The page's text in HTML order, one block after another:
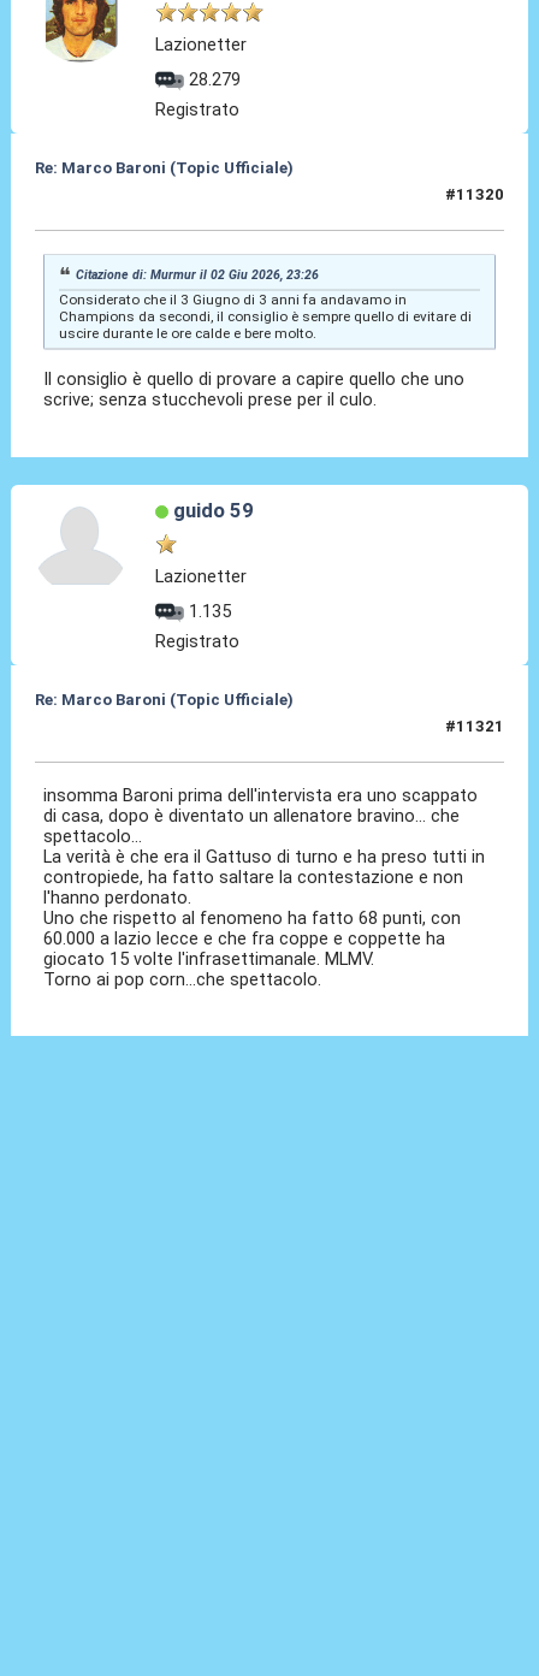
Lazionetter
28.279
Registrato
Re: Marco Baroni (Topic Ufficiale)
#11320
Citazione di: Murmur il 02 Giu 2026, 23:26
Considerato che il 3 Giugno di 3 anni fa andavamo in
Champions da secondi, il consiglio è sempre quello di evitare di
uscire durante le ore calde e bere molto.
Il consiglio è quello di provare a capire quello che uno
scrive; senza stucchevoli prese per il culo.
guido 59
Lazionetter
1.135
Registrato
Re: Marco Baroni (Topic Ufficiale)
#11321
insomma Baroni prima dell'intervista era uno scappato
di casa, dopo è diventato un allenatore bravino... che
spettacolo...
La verità è che era il Gattuso di turno e ha preso tutti in
contropiede, ha fatto saltare la contestazione e non
l'hanno perdonato.
Uno che rispetto al fenomeno ha fatto 68 punti, con
60.000 a lazio lecce e che fra coppe e coppette ha
giocato 15 volte l'infrasettimanale. MLMV.
Torno ai pop corn...che spettacolo.